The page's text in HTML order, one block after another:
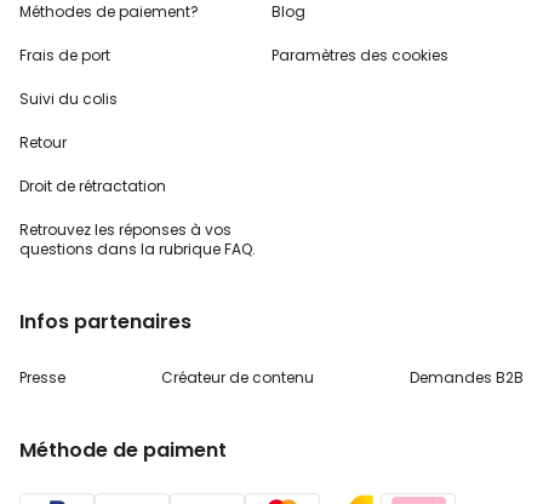
Méthodes de paiement?
Frais de port
Suivi du colis
Retour
Droit de rétractation
Retrouvez les réponses à vos
questions dans la rubrique FAQ.
Blog
Paramètres des cookies
Infos partenaires
Presse Créateur de contenu Demandes B2B
Méthode de paiment